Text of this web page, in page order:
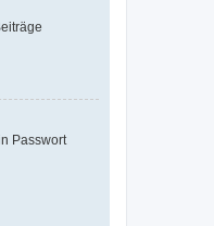
Passwort